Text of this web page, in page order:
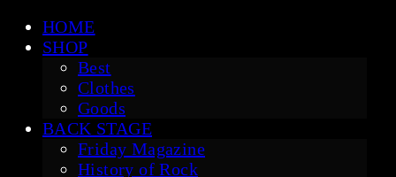
HOME
SHOP
Best
Clothes
Goods
BACK STAGE
Friday Magazine
History of Rock